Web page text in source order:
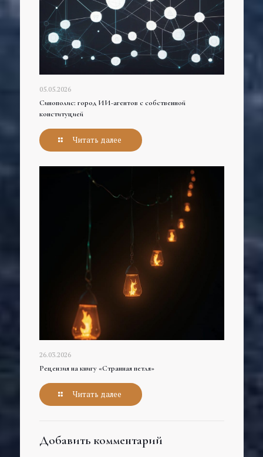
05.05.2026
Синополис: город ИИ-агентов с собственной
конституцией
Читать далее
26.03.2026
Рецензия на книгу «Странная петля»
Читать далее
Добавить комментарий